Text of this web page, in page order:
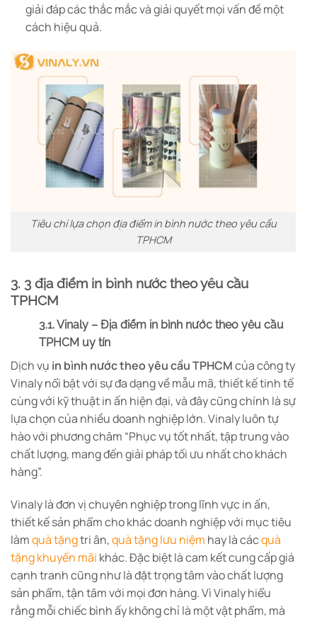
giải đáp các thắc mắc và giải quyết mọi vấn đề một
cách hiệu quả.
Tiêu chí lựa chọn địa điểm in bình nước theo yêu cầu
TPHCM
3. 3 địa điểm in bình nước theo yêu cầu
TPHCM
3.1. Vinaly – Địa điểm in bình nước theo yêu cầu
TPHCM uy tín
Dịch vụ in bình nước theo yêu cầu TPHCMcủa công ty
Vinaly nổi bật với sự đa dạng về mẫu mã, thiết kế tinh tế
cùng với kỹ thuật in ấn hiện đại, và đây cũng chính là sự
lựa chọn của nhiều doanh nghiệp lớn. Vinaly luôn tự
hào với phương châm “Phục vụ tốt nhất, tập trung vào
chất lượng, mang đến giải pháp tối ưu nhất cho khách
hàng”.
Vinaly là đơn vị chuyên nghiệp trong lĩnh vực in ấn,
thiết kế sản phẩm cho khác doanh nghiệp với mục tiêu
làmquà tặngtri ân,quà tặng lưu niệm hay là cácquà
tặng khuyến mãi khác. Đặc biệt là cam kết cung cấp giá
cạnh tranh cũng như là đặt trọng tâm vào chất lượng
sản phẩm, tận tâm với mọi đơn hàng. Vì Vinaly hiểu
rằng mỗi chiếc bình ấy không chỉ là một vật phẩm, mà